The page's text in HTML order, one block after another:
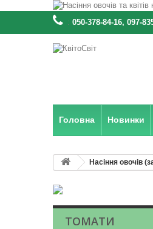
: 050-378-84-16, 097-
Головна Новинки
Насіння овочів
ТОМАТИ